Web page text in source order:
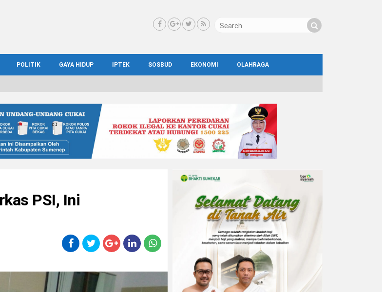
POLITIK GAYA HIDUP IPTEK SOSBUD EKONOMI OLAHRAGA
PSI, Ini